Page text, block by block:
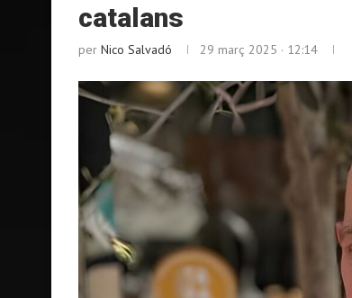
catalans
per Nico Salvadó 29 març 2025 · 12:14